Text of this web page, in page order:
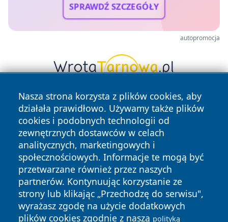
SPRAWDŹ SZCZEGÓŁY
autopromocja
Nasza strona korzysta z plików cookies, aby
działała prawidłowo. Używamy także plików
cookies i podobnych technologii od
zewnętrznych dostawców w celach
analitycznych, marketingowych i
społecznościowych. Informacje te mogą być
przetwarzane również przez naszych
partnerów. Kontynuując korzystanie ze
strony lub klikając „Przechodzę do serwisu",
wyrażasz zgodę na użycie dodatkowych
plików cookies zgodnie z naszą polityką
Copyright © 2026 wejherowski24.pl Wszystkie prawa
zastrzeżone.
News Autorzy
Polityka
Prywatności
Polityka
Cookies